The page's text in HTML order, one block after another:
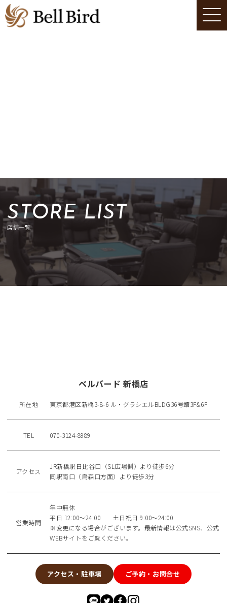
STORE LIST
店舗一覧
ベルバード 新橋店
所在地 東京都港区新橋3-8-6 ル・グラシエルBLDG36号館3F&6F
TEL 070-3124-8989
アクセス
JR新橋駅日比谷口（SL広場側）より徒歩6分
同駅南口（烏森口方面）より徒歩3分
営業時間
年中無休
平日 12:00～24:00 土日祝日 9:00～24:00
※変更になる場合がございます。最新情報は公式SNS、公式
WEBサイトをご覧ください。
アクセス・駐車場 ご予約・お問合せ